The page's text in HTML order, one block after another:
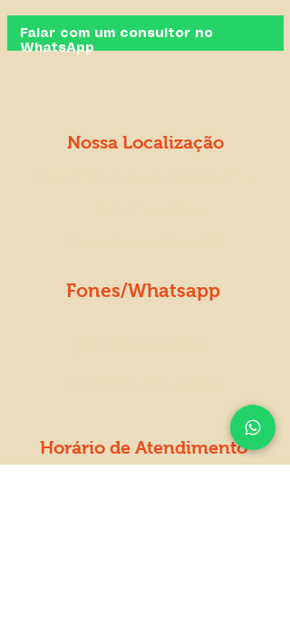
Falar com um consultor no
WhatsApp
Nossa Localização
Fones/Whatsapp
Horário de Atendimento